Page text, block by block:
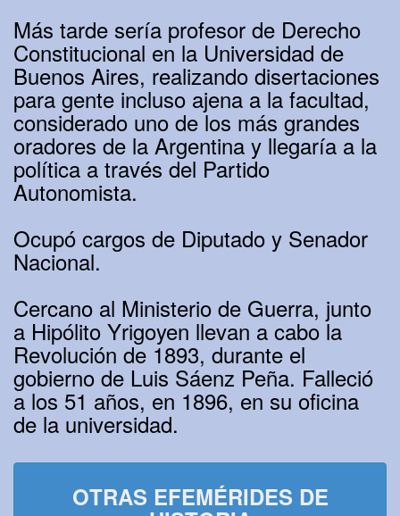
Más tarde sería profesor de Derecho
Constitucional en la Universidad de
Buenos Aires, realizando disertaciones
para gente incluso ajena a la facultad,
considerado uno de los más grandes
oradores de la Argentina y llegaría a la
política a través del Partido
Autonomista.
Ocupó cargos de Diputado y Senador
Nacional.
Cercano al Ministerio de Guerra, junto
a Hipólito Yrigoyen llevan a cabo la
Revolución de 1893, durante el
gobierno de Luis Sáenz Peña. Falleció
a los 51 años, en 1896, en su oficina
de la universidad.
OTRAS EFEMÉRIDES DE